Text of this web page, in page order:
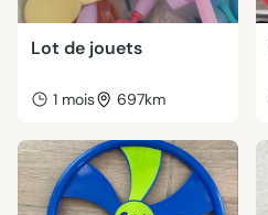
Lot de jouets
1 mois 697km